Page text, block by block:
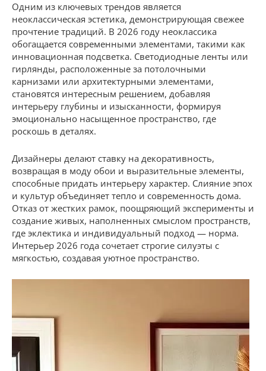
Одним из ключевых трендов является
неоклассическая эстетика, демонстрирующая свежее
прочтение традиций. В 2026 году неоклассика
обогащается современными элементами, такими как
инновационная подсветка. Светодиодные ленты или
гирлянды, расположенные за потолочными
карнизами или архитектурными элементами,
становятся интересным решением, добавляя
интерьеру глубины и изысканности, формируя
эмоционально насыщенное пространство, где
роскошь в деталях.
Дизайнеры делают ставку на декоративность,
возвращая в моду обои и выразительные элементы,
способные придать интерьеру характер. Слияние эпох
и культур объединяет тепло и современность дома.
Отказ от жестких рамок, поощряющий эксперименты и
создание живых, наполненных смыслом пространств,
где эклектика и индивидуальный подход — норма.
Интерьер 2026 года сочетает строгие силуэты с
мягкостью, создавая уютное пространство.